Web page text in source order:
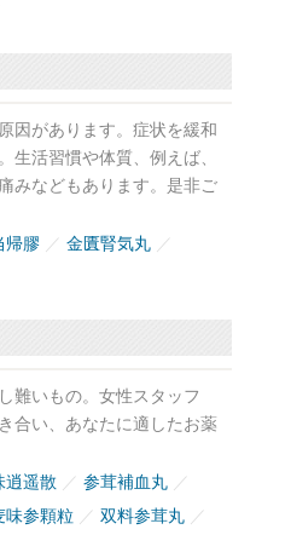
因があります。症状を緩和
生活習慣や体質、例えば、
みなどもあります。是非ご
帰膠
金匱腎気丸
難いもの。女性スタッフ
合い、あなたに適したお薬
逍遥散
参茸補血丸
味参顆粒
双料参茸丸